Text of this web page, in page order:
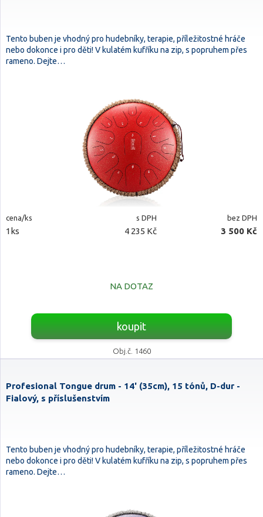
Tento buben je vhodný pro hudebníky, terapie, příležitostné hráče
nebo dokonce i pro děti! V kulatém kufříku na zip, s popruhem přes
rameno. Dejte…
cena/ks s DPH bez DPH
1ks 4 235 Kč 3 500 Kč
NA DOTAZ
koupit
Obj.č. 1460
Profesional Tongue drum - 14' (35cm), 15 tónů, D-dur -
Fialový, s příslušenstvím
Tento buben je vhodný pro hudebníky, terapie, příležitostné hráče
nebo dokonce i pro děti! V kulatém kufříku na zip, s popruhem přes
rameno. Dejte…